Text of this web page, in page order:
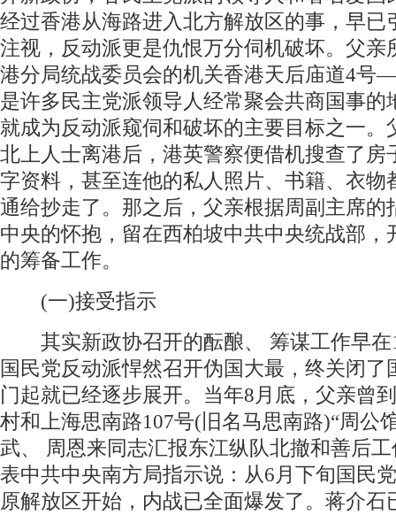
经过香港从海路进入北方解放区的事，早已
注视，反动派更是仇恨万分伺机破坏。父亲
港分局统战委员会的机关香港天后庙道4号
是许多民主党派领导人经常聚会共商国事的
就成为反动派窥伺和破坏的主要目标之一。
北上人士离港后，港英警察便借机搜查了房
字资料，甚至连他的私人照片、书籍、衣物
通给抄走了。那之后，父亲根据周副主席的
中央的怀抱，留在西柏坡中共中央统战部，
的筹备工作。
(一)接受指示
其实新政协召开的酝酿、 筹谋工作早在
国民党反动派悍然召开伪国大最，终关闭了
门起就已经逐步展开。当年8月底，父亲曾
村和上海思南路107号(旧名马思南路)“周公
武、 周恩来同志汇报东江纵队北撤和善后
表中共中央南方局指示说：从6月下旬国民
原解放区开始，内战已全面爆发了。蒋介石